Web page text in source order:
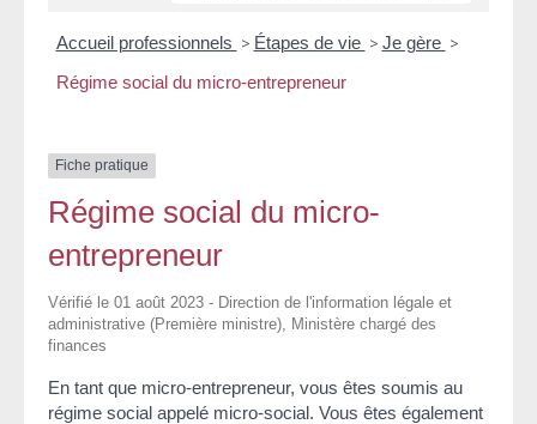
Accueil professionnels > Étapes de vie > Je gère >
Régime social du micro-entrepreneur
Fiche pratique
Régime social du micro-
entrepreneur
Vérifié le 01 août 2023 - Direction de l'information légale et
administrative (Première ministre), Ministère chargé des
finances
En tant que micro-entrepreneur, vous êtes soumis au
régime social appelé micro-social. Vous êtes également